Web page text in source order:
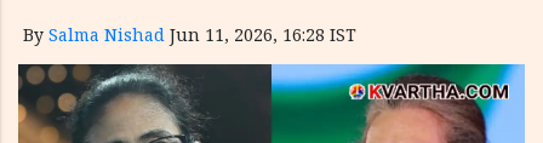
By Salma Nishad Jun 11, 2026, 16:28 IST